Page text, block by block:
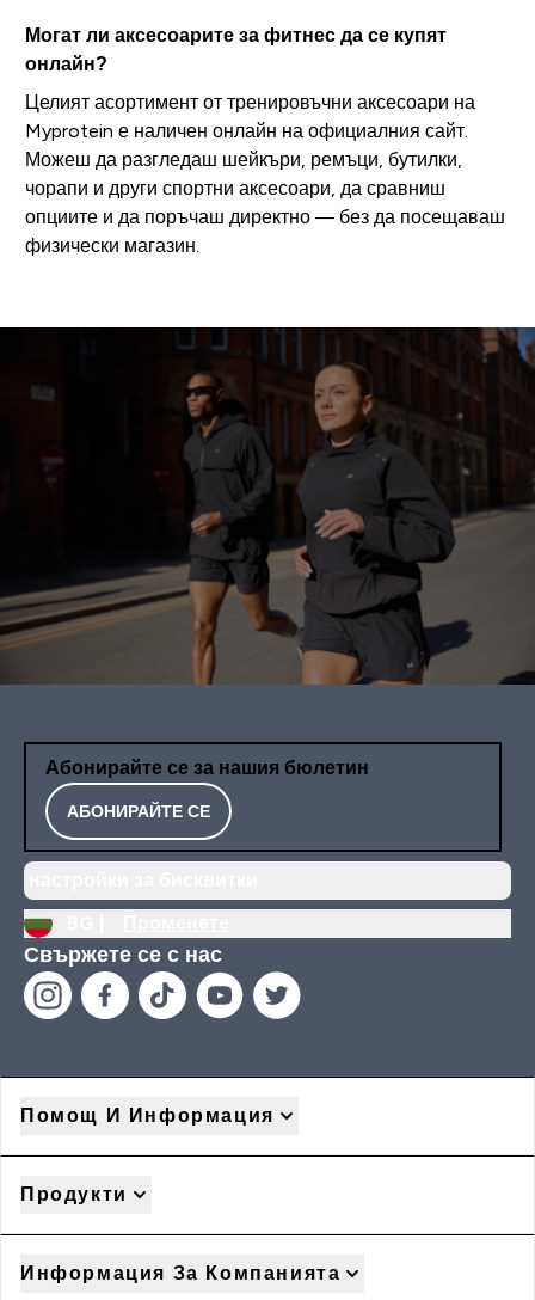
Могат ли аксесоарите за фитнес да се купят
онлайн?
Целият асортимент от тренировъчни аксесоари на
Myprotein е наличен онлайн на официалния сайт.
Можеш да разгледаш шейкъри, ремъци, бутилки,
чорапи и други спортни аксесоари, да сравниш
опциите и да поръчаш директно — без да посещаваш
физически магазин.
Абонирайте се за нашия бюлетин
АБОНИРАЙТЕ СЕ
Свържете се с нас
Помощ И Информация
Продукти
Информация За Компанията